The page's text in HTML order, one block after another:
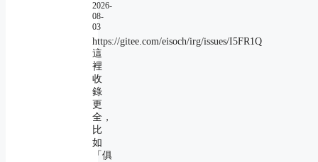
2026-
08-
03
https://gitee.com/eisoch/irg/issues/I5FR1Q
這
裡
收
錄
更
全，
比
如
「俱